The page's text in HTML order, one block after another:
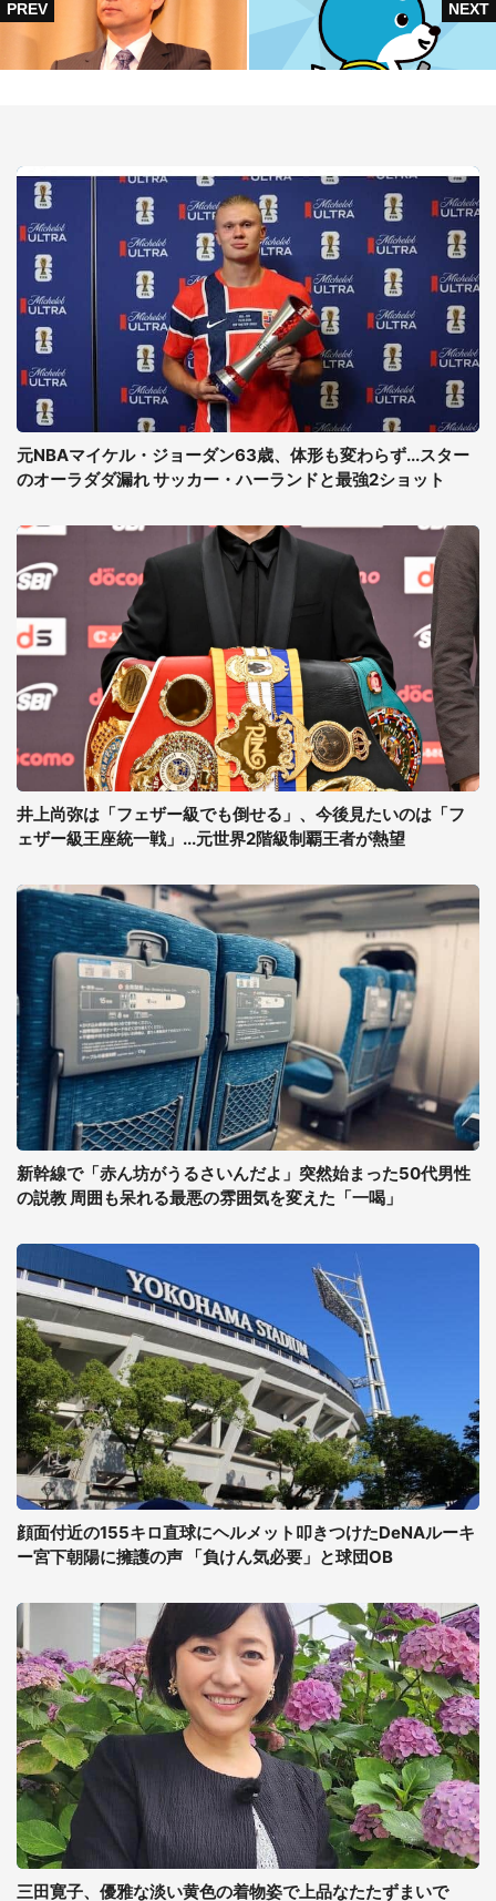
元NBAマイケル・ジョーダン63歳、体形も変わらず...スター
のオーラダダ漏れ サッカー・ハーランドと最強2ショット
井上尚弥は「フェザー級でも倒せる」、今後見たいのは「フ
ェザー級王座統一戦」...元世界2階級制覇王者が熱望
新幹線で「赤ん坊がうるさいんだよ」突然始まった50代男性
の説教 周囲も呆れる最悪の雰囲気を変えた「一喝」
顔面付近の155キロ直球にヘルメット叩きつけたDeNAルーキ
ー宮下朝陽に擁護の声 「負けん気必要」と球団OB
三田寛子、優雅な淡い黄色の着物姿で上品なたたずまいで